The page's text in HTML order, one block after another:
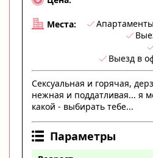
Места: Апартаменты
Выезд в
Ceксуальная и горячая,
нежная и поддатливая... я
какой - выбирать тебе...
Параметры